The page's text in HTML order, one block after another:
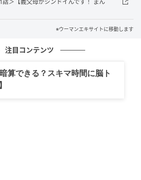
話＞【義父母がシンドイんです！ まん
※ウーマンエキサイトに移動します
注目コンテンツ
算できる？スキマ時間に脳ト